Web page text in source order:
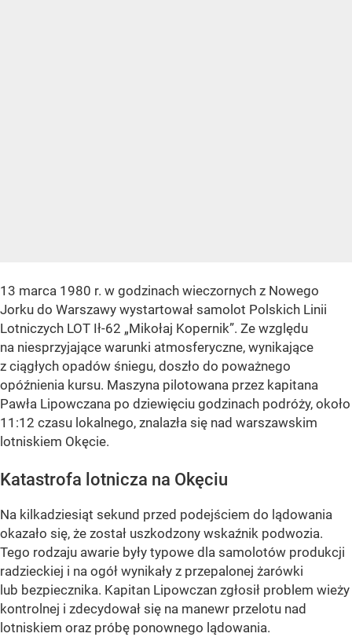
13 marca 1980 r. w godzinach wieczornych z Nowego
Jorku do Warszawy wystartował samolot Polskich Linii
Lotniczych LOT Ił-62 „Mikołaj Kopernik”. Ze względu
na niesprzyjające warunki atmosferyczne, wynikające
z ciągłych opadów śniegu, doszło do poważnego
opóźnienia kursu. Maszyna pilotowana przez kapitana
Pawła Lipowczana po dziewięciu godzinach podróży, około
11:12 czasu lokalnego, znalazła się nad warszawskim
lotniskiem Okęcie.
Katastrofa lotnicza na Okęciu
Na kilkadziesiąt sekund przed podejściem do lądowania
okazało się, że został uszkodzony wskaźnik podwozia.
Tego rodzaju awarie były typowe dla samolotów produkcji
radzieckiej i na ogół wynikały z przepalonej żarówki
lub bezpiecznika. Kapitan Lipowczan zgłosił problem wieży
kontrolnej i zdecydował się na manewr przelotu nad
lotniskiem oraz próbę ponownego lądowania.